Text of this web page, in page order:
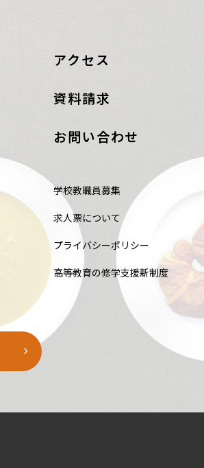
アクセス
資料請求
お問い合わせ
学校教職員募集
求人票について
プライバシーポリシー
高等教育の修学支援新制度